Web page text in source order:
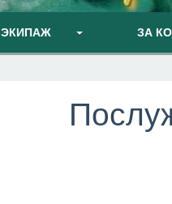
ЭКИПАЖ ЗА